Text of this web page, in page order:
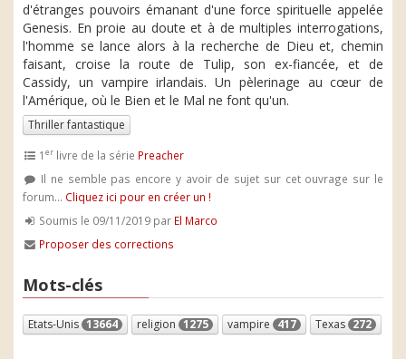
d'étranges pouvoirs émanant d'une force spirituelle appelée
Genesis. En proie au doute et à de multiples interrogations,
l'homme se lance alors à la recherche de Dieu et, chemin
faisant, croise la route de Tulip, son ex-fiancée, et de
Cassidy, un vampire irlandais. Un pèlerinage au cœur de
l'Amérique, où le Bien et le Mal ne font qu'un.
Thriller fantastique
1er livre de la série Preacher
Il ne semble pas encore y avoir de sujet sur cet ouvrage sur le
forum... Cliquez ici pour en créer un !
Soumis le 09/11/2019 par El Marco
Proposer des corrections
Mots-clés
Etats-Unis 13664 religion 1275 vampire 417 Texas 272